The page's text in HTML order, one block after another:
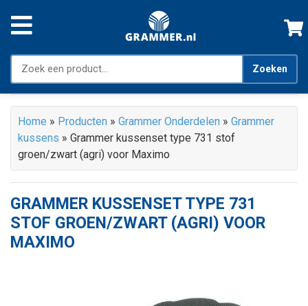
Zoeken
Home » Producten » Grammer Onderdelen » Grammer
kussens » Grammer kussenset type 731 stof
groen/zwart (agri) voor Maximo
GRAMMER KUSSENSET TYPE 731
STOF GROEN/ZWART (AGRI) VOOR
MAXIMO